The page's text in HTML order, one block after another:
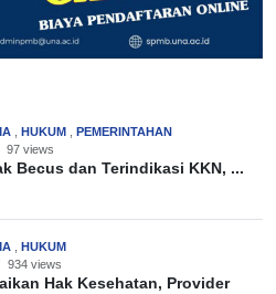
HUKUM
PEMERINTAHAN
97 views
Becus dan Terindikasi KKN, ...
HUKUM
934 views
Hak Kesehatan, Provider